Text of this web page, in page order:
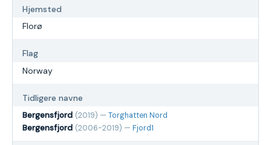
Hjemsted
Florø
Flag
Norway
Tidligere navne
Bergensfjord (2019) — Torghatten Nord
Bergensfjord (2006-2019) — Fjord1